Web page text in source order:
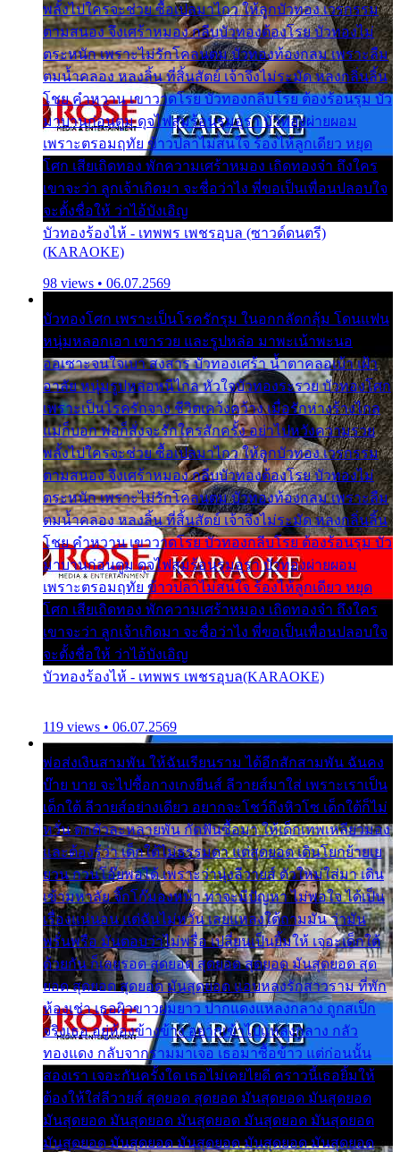
พลั้งไปใครจะช่วย ซื้อเปลมาไกว ให้ลูกบัวทอง เวรกรรม
ตามสนอง จึงเศร้าหมอง กลีบบัวทองต้องโรย บัวทองไม่
ตระหนัก เพราะไม่รักโคลนตม บัวทองท้องกลม เพราะลืม
ตมน้ำคลอง หลงลิ้น ที่สิ้นสัตย์ เจ้าจึงไม่ระมัด หลงกลิ่นลิ้น
โชย คำหวาน เขาวาดโรย บัวทองกลีบโรย ต้องร้อนรุม บัว
มาบานก่อนตูม ดุจไฟสุมร้อนรุมอุรา บัวทองผ่ายผอม
เพราะตรอมฤทัย ข้าวปลาไม่สนใจ ร้องไห้ลูกเดียว หยุด
โศก เสียเถิดทอง พักความเศร้าหมอง เถิดทองจ๋า ถึงใคร
เขาจะว่า ลูกเจ้าเกิดมา จะชื่อว่าไง พี่ขอเป็นเพื่อนปลอบใจ
จะตั้งชื่อให้ ว่าไอ้บังเอิญ
บัวทองร้องไห้ - เทพพร เพชรอุบล (ซาวด์ดนตรี)
(KARAOKE)
98 views • 06.07.2569
บัวทองโศก เพราะเป็นโรครักรุม ในอกกลัดกลุ้ม โดนแฟน
หนุ่มหลอกเอา เขารวย และรูปหล่อ มาพะเน้าพะนอ
ออเซาะจนใจเบา สงสาร บัวทองเศร้า น้ำตาคลอเบ้า เฝ้า
อาลัย หนุ่มรูปหล่อหนีไกล หัวใจบัวทองระรวย บัวทองโศก
เพราะเป็นโรครักจาง ชีวิตเคว้งคว้าง เมื่อรักห่างร้างไกล
แม่ก็บอก พ่อก็สั่งจะรักใครสักครั้ง อย่าไปหวังความรวย
พลั้งไปใครจะช่วย ซื้อเปลมาไกว ให้ลูกบัวทอง เวรกรรม
ตามสนอง จึงเศร้าหมอง กลีบบัวทองต้องโรย บัวทองไม่
ตระหนัก เพราะไม่รักโคลนตม บัวทองท้องกลม เพราะลืม
ตมน้ำคลอง หลงลิ้น ที่สิ้นสัตย์ เจ้าจึงไม่ระมัด หลงกลิ่นลิ้น
โชย คำหวาน เขาวาดโรย บัวทองกลีบโรย ต้องร้อนรุม บัว
มาบานก่อนตูม ดุจไฟสุมร้อนรุมอุรา บัวทองผ่ายผอม
เพราะตรอมฤทัย ข้าวปลาไม่สนใจ ร้องไห้ลูกเดียว หยุด
โศก เสียเถิดทอง พักความเศร้าหมอง เถิดทองจ๋า ถึงใคร
เขาจะว่า ลูกเจ้าเกิดมา จะชื่อว่าไง พี่ขอเป็นเพื่อนปลอบใจ
จะตั้งชื่อให้ ว่าไอ้บังเอิญ
บัวทองร้องไห้ - เทพพร เพชรอุบล(KARAOKE)
119 views • 06.07.2569
พ่อส่งเงินสามพัน ให้ฉันเรียนราม ได้อีกสักสามพัน ฉันคง
บ๊าย บาย จะไปซื้อกางเกงยีนส์ ลีวายส์มาใส่ เพราะเราเป็น
เด็กใต้ ลีวายส์อย่างเดียว อยากจะโชว์ถึงหิวโซ เด็กใต้ก็ไม่
หวั่น ตกตัวละหลายพัน กัดฟันซื้อมา ให้เด็กเทพเหลียวมอง
และต้องรู้ว่า เด็กใต้ไม่ธรรมดา แต่สุดยอด เดินโยกย้ายเย
ยวน กวนโอ๊ยพอได้ เพราะว่านุ่งลีวายส์ ตัวใหม่ใส่มา เดิน
เข้ามหาลัย จิ๊กโก๊มองหน้า ท่าจะมีปัญหา ไม่พอใจ ได้เป็น
เรื่องแน่นอน แต่ฉันไม่หวั่น เลยแหลงใต้ถามมัน ว่ามัน
พรั่นพรือ มันตอบว่าไม่พรื่อ เปลี่ยนเป็นยิ้มให้ เจอะเด็กใต้
ด้วยกัน ก็เลยรอด สุดยอด สุดยอด สุดยอด มันสุดยอด สุด
ยอด สุดยอด สุดยอด มันสุดยอด แอบหลงรักสาวราม ที่พัก
ห้องเช่า เธอผิวขาวผมยาว ปากแดงแหลงกลาง ถูกสเป็ก
จริงเธอ อยู่ห้องข้างข้าง อยากเข้าไปแหลงกลาง กลัว
ทองแดง กลับจากรามมาเจอ เธอมาซื้อข้าว แต่ก่อนนั้น
สองเรา เจอะกันครั้งใด เธอไม่เคยไยดี คราวนี้เธอยิ้มให้
ต้องให้ใส่ลีวายส์ สุดยอด สุดยอด มันสุดยอด มันสุดยอด
มันสุดยอด มันสุดยอด มันสุดยอด มันสุดยอด มันสุดยอด
มันสุดยอด มันสุดยอด มันสุดยอด มันสุดยอด มันสุดยอด